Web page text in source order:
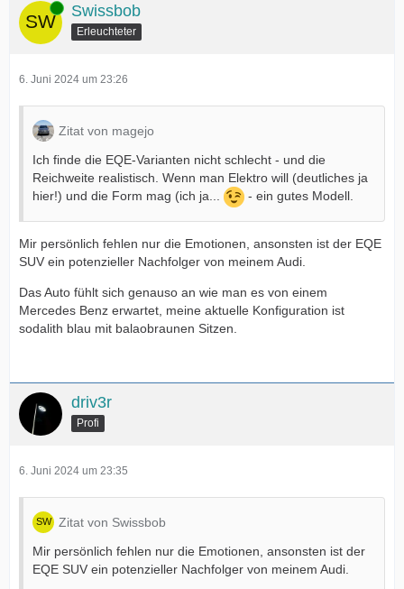
Online Swissbob
Erleuchteter
6. Juni 2024 um 23:26
Zitat von magejo
Ich finde die EQE-Varianten nicht schlecht - und die
Reichweite realistisch. Wenn man Elektro will (deutliches ja
hier!) und die Form mag (ich ja...
- ein gutes Modell.
Mir persönlich fehlen nur die Emotionen, ansonsten ist der EQE
SUV ein potenzieller Nachfolger von meinem Audi.
Das Auto fühlt sich genauso an wie man es von einem
Mercedes Benz erwartet, meine aktuelle Konfiguration ist
sodalith blau mit balaobraunen Sitzen.
driv3r
Profi
6. Juni 2024 um 23:35
Zitat von Swissbob
Mir persönlich fehlen nur die Emotionen, ansonsten ist der
EQE SUV ein potenzieller Nachfolger von meinem Audi.